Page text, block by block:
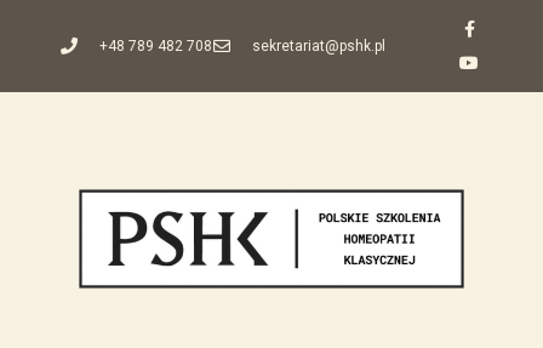
+48 789 482 708 sekretariat@pshk.pl